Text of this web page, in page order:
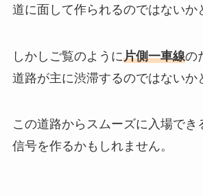
道に面して作られるのではないか
しかしご覧のように片側一車線の
道路が主に渋滞するのではないか
この道路からスムーズに入場でき
信号を作るかもしれません。